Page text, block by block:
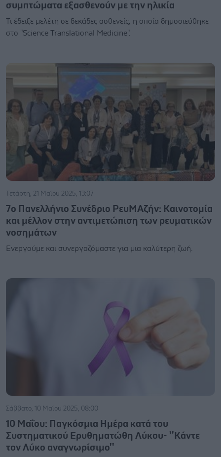
συμπτώματα εξασθενούν με την ηλικία
Τι έδειξε μελέτη σε δεκάδες ασθενείς, η οποία δημοσιεύθηκε
στο "Science Translational Medicine".
Τετάρτη, 21 Μαΐου 2025, 13:07
7ο Πανελλήνιο Συνέδριο ΡευΜΑζήν: Καινοτομία
και μέλλον στην αντιμετώπιση των ρευματικών
νοσημάτων
Ενεργούμε και συνεργαζόμαστε για μια καλύτερη ζωή.
Σάββατο, 10 Μαΐου 2025, 08:00
10 Μαΐου: Παγκόσμια Ημέρα κατά του
Συστηματικού Ερυθηματώθη Λύκου- ''Κάντε
τον Λύκο αναγνωρίσιμο''